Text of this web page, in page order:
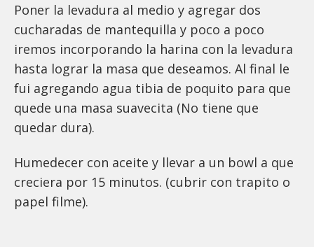
Poner la levadura al medio y agregar dos
cucharadas de mantequilla y poco a poco
iremos incorporando la harina con la levadura
hasta lograr la masa que deseamos. Al final le
fui agregando agua tibia de poquito para que
quede una masa suavecita (No tiene que
quedar dura).
Humedecer con aceite y llevar a un bowl a que
creciera por 15 minutos. (cubrir con trapito o
papel filme).